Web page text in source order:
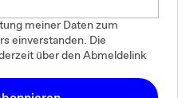
meiner Daten zum
einverstanden. Die
über den Abmeldelink